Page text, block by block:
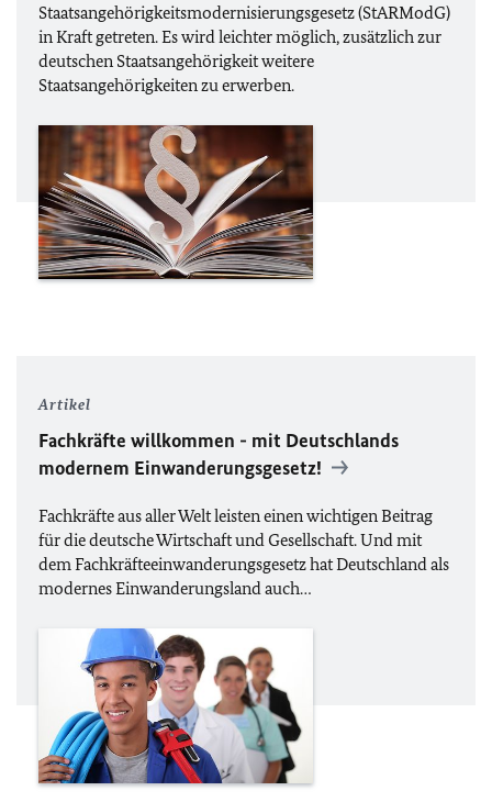
Staatsangehörigkeitsmodernisierungsgesetz (StARModG)
in Kraft getreten. Es wird leichter möglich, zusätzlich zur
deutschen Staatsangehörigkeit weitere
Staatsangehörigkeiten zu erwerben.
Artikel
Fachkräfte willkommen - mit Deutschlands
modernem Einwanderungsgesetz!
Fachkräfte aus aller Welt leisten einen wichtigen Beitrag
für die deutsche Wirtschaft und Gesellschaft. Und mit
dem Fachkräfteeinwanderungsgesetz hat Deutschland als
modernes Einwanderungsland auch…